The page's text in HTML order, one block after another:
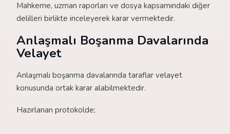
Mahkeme, uzman raporları ve dosya kapsamındaki diğer
delilleri birlikte inceleyerek karar vermektedir.
Anlaşmalı Boşanma Davalarında
Velayet
Anlaşmalı boşanma davalarında taraflar velayet
konusunda ortak karar alabilmektedir.
Hazırlanan protokolde;